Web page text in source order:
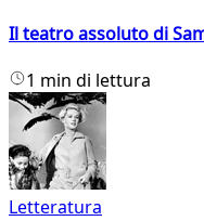
Il teatro assoluto di
1 min di lettura
Letteratura